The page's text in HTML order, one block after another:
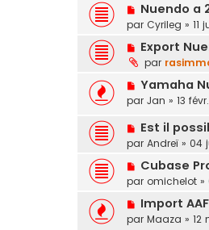
Nuendo a
par Cyrileg » 11
Export
par
Yamaha
par Jan » 13
Est il
par Andreï » 04
Cubase
par omichelot »
Import
par Maaza » 12